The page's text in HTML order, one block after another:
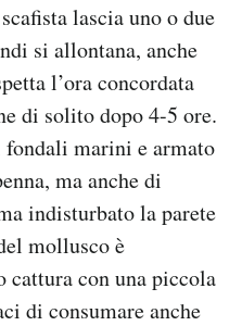
lascia uno o due
si allontana, anche
l’ora concordata
di solito dopo 4-5 ore.
marini e armato
ma anche di
indisturbato la parete
mollusco è
cattura con una piccola
di consumare anche